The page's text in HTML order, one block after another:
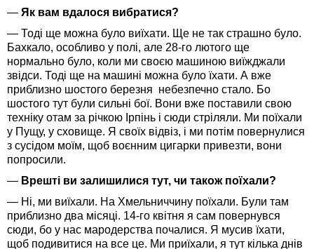
— Як вам вдалося вибратися?
— Тоді ще можна було виїхати. Ще не так страшно було.
Бахкало, особливо у полі, але 28-го лютого ще
нормально було, коли ми своєю машиною виїжджали
звідси. Тоді ще на машині можна було їхати. А вже
приблизно шостого березня небезпечно стало. Бо
шостого тут були сильні бої. Вони вже поставили свою
техніку отам за річкою Ірпінь і сюди стріляли. Ми поїхали
у Пущу, у сховище. Я своїх відвіз, і ми потім повернулися
з сусідом моїм, щоб воєнним цигарки привезти, вони
попросили.
— Врешті ви залишилися тут, чи також поїхали?
— Ні, ми виїхали. На Хмельниччину поїхали. Були там
приблизно два місяці. 14-го квітня я сам повернувся
сюди, бо у нас мародерства почалися. Я мусив їхати,
щоб подивитися на все це. Ми приїхали, я тут кілька днів